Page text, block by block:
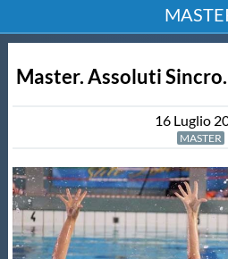
Tuffi
Fondo
Salvamento
Master. Assoluti
16 Luglio
MASTER